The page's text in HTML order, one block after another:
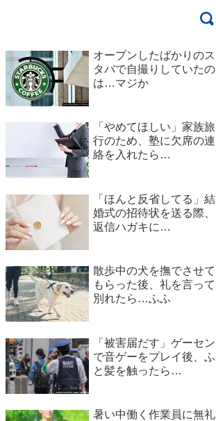
オープンしたばかりのス
タバで自撮りしていたの
は…マジか
「やめてほしい」家族旅
行のため、塾に欠席の連
絡を入れたら…
「ほんと反省してる」結
婚式の招待状を送る際、
返信ハガキに…
散歩中の犬を撫でさせて
もらった後、礼を言って
別れたら…ふふ
「被害届だす」ゲーセン
で音ゲーをプレイ後、ふ
と髪を触ったら…
暑い中働く作業員に無礼